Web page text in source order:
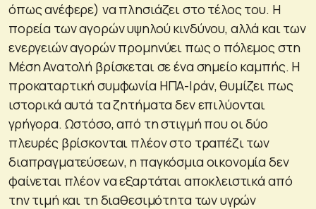
όπως ανέφερε) να πλησιάζει στο τέλος του. Η
πορεία των αγορών υψηλού κινδύνου, αλλά και των
ενεργειών αγορών προμηνύει πως ο πόλεμος στη
Μέση Ανατολή βρίσκεται σε ένα σημείο καμπής. Η
προκαταρτική συμφωνία ΗΠΑ-Ιράν, θυμίζει πως
ιστορικά αυτά τα ζητήματα δεν επιλύονται
γρήγορα. Ωστόσο, από τη στιγμή που οι δύο
πλευρές βρίσκονται πλέον στο τραπέζι των
διαπραγματεύσεων, η παγκόσμια οικονομία δεν
φαίνεται πλέον να εξαρτάται αποκλειστικά από
την τιμή και τη διαθεσιμότητα των υγρών